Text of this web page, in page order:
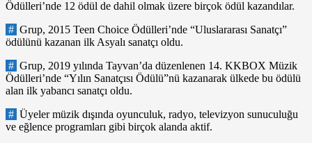
Ödülleri’nde 12 ödül de dahil olmak üzere birçok ödül kazandılar.
# Grup, 2015 Teen Choice Ödülleri’nde “Uluslararası Sanatçı”
ödülünü kazanan ilk Asyalı sanatçı oldu.
# Grup, 2019 yılında Tayvan’da düzenlenen 14. KKBOX Müzik
Ödülleri’nde “Yılın Sanatçısı Ödülü”nü kazanarak ülkede bu ödülü
alan ilk yabancı sanatçı oldu.
# Üyeler müzik dışında oyunculuk, radyo, televizyon sunuculuğu
ve eğlence programları gibi birçok alanda aktif.